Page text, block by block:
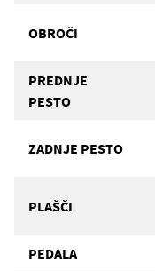
OBROČI
PREDNJE
PESTO
ZADNJE PESTO
PLAŠČI
PEDALA